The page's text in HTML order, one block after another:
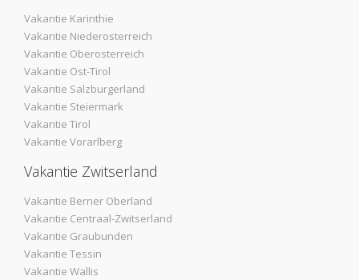
Vakantie Karinthie
Vakantie Niederosterreich
Vakantie Oberosterreich
Vakantie Ost-Tirol
Vakantie Salzburgerland
Vakantie Steiermark
Vakantie Tirol
Vakantie Vorarlberg
Vakantie Zwitserland
Vakantie Berner Oberland
Vakantie Centraal-Zwitserland
Vakantie Graubunden
Vakantie Tessin
Vakantie Wallis